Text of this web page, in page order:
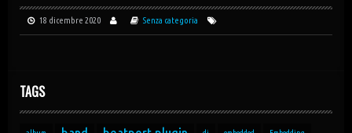
18 dicembre 2020 Senza categoria
TAGS